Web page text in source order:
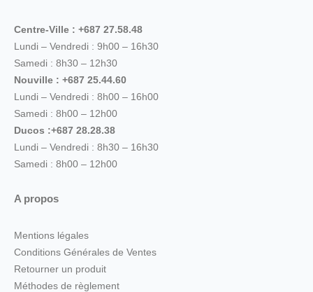
Centre-Ville : +687 27.58.48
Lundi – Vendredi : 9h00 – 16h30
Samedi : 8h30 – 12h30
Nouville : +687 25.44.60
Lundi – Vendredi : 8h00 – 16h00
Samedi : 8h00 – 12h00
Ducos :+687 28.28.38
Lundi – Vendredi : 8h30 – 16h30
Samedi : 8h00 – 12h00
A propos
Mentions légales
Conditions Générales de Ventes
Retourner un produit
Méthodes de règlement